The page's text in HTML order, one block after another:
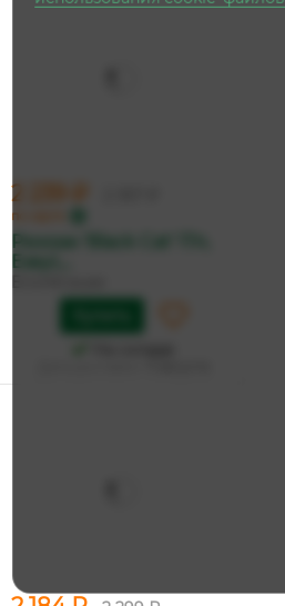
2 239 ₽
по карте